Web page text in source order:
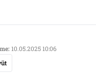
10.05.2025 10:06